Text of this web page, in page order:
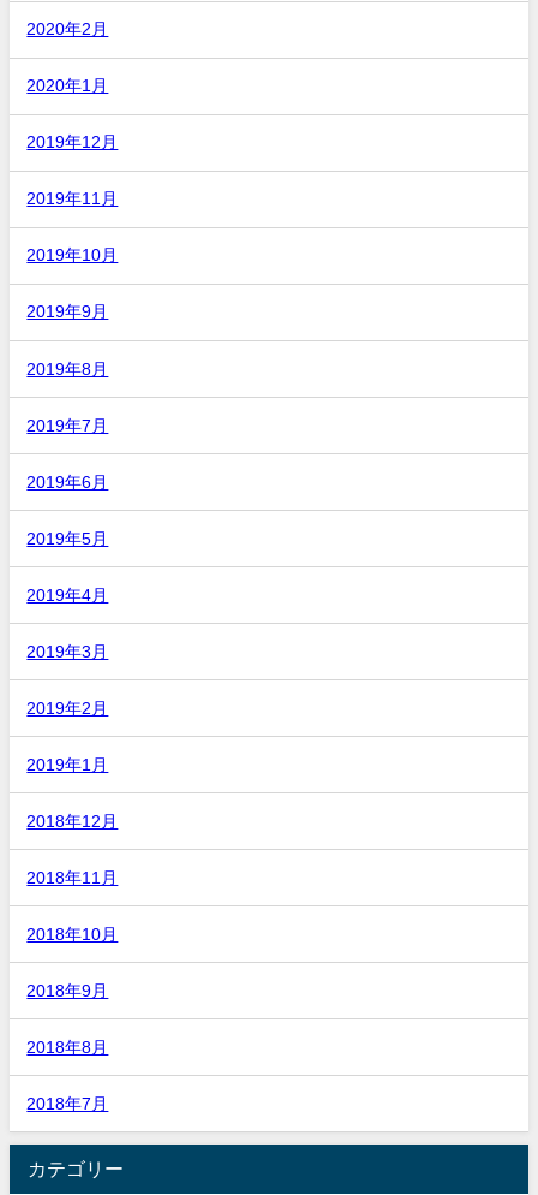
2020年2月
2020年1月
2019年12月
2019年11月
2019年10月
2019年9月
2019年8月
2019年7月
2019年6月
2019年5月
2019年4月
2019年3月
2019年2月
2019年1月
2018年12月
2018年11月
2018年10月
2018年9月
2018年8月
2018年7月
カテゴリー